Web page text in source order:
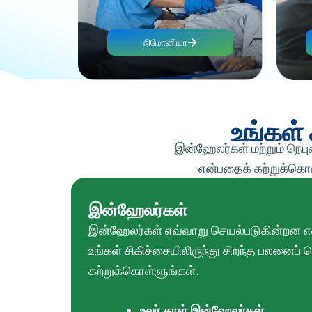
நிமோனியா
உங்கள்
இன்ஹேலர்கள் மற்றும்
என்பதைக்
இன்ஹேலர்கள்
இன்ஹேலர்கள் எவ்வாறு செயல்படுகின்றன
உங்கள் சிகிச்சையிலிருந்து சிறந்த பலனைப்
கற்றுக்கொள்ளுங்கள்.